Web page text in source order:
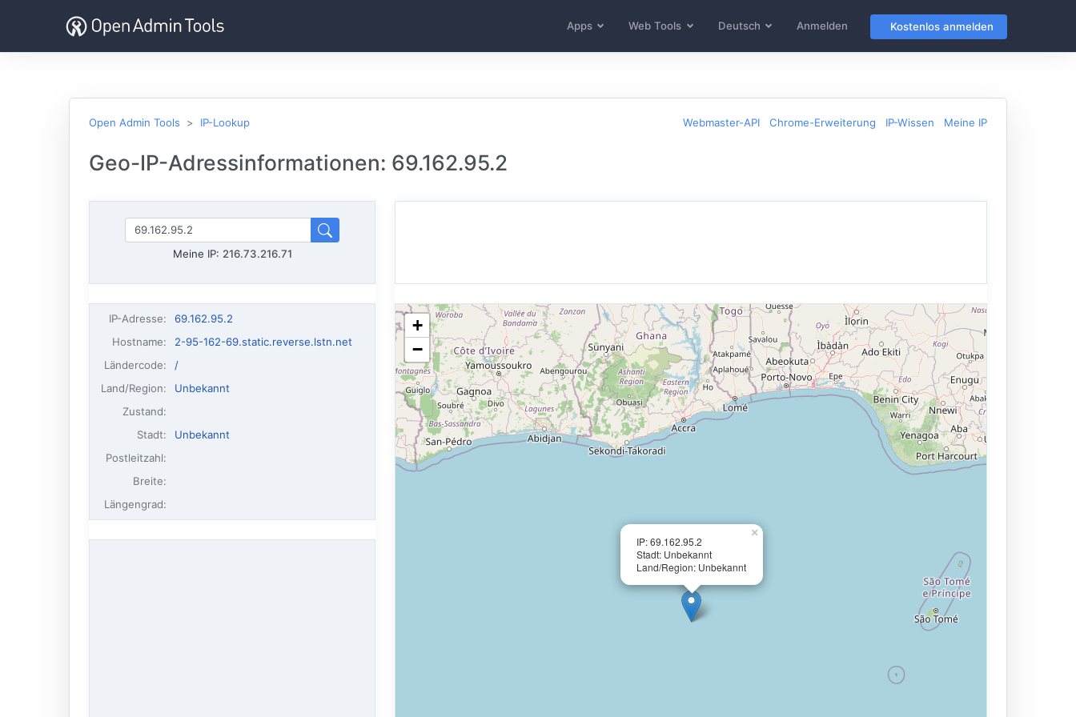
Apps Web Tools Deutsch Anmelden Kostenlos anmelden
Open Admin Tools IP-Lookup Webmaster-API Chrome-Erweiterung IP-Wissen Meine IP
Geo-IP-Adressinformationen: 69.162.95.2
Meine IP: 216.73.216.71
IP-Adresse:
69.162.95.2
Hostname:
2-95-162-69.static.reverse.lstn.net
Ländercode:
/
Land/Region:
Unbekannt
Zustand:
Stadt:
Unbekannt
Postleitzahl:
Breite:
Längengrad:
IP: 69.162.95.2
Stadt: Unbekannt
Land/Region: Unbekannt
×
+
−